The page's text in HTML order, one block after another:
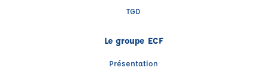
TGD
Le groupe ECF
Présentation